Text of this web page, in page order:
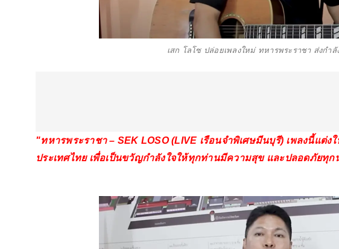
เสก โลโซ ปล่อยเพลงใหม่ ทหารพระราชา ส่งกำลั
"ทหารพระราชา – SEK LOSO (LIVE เรือนจำพิเศษมีนบุรี) เพลงนี้แต่
ประเทศไทย เพื่อเป็นขวัญกำลังใจให้ทุกท่านมีความสุข และปลอดภัยทุก